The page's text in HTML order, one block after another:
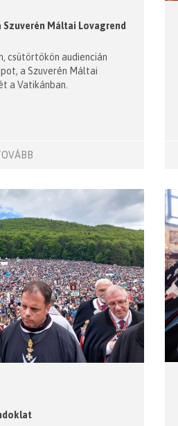
Máltai Lovagrend
csütörtökön audiencián
a Szuverén Máltai
a Vatikánban.